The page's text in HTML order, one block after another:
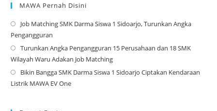
MAWA Pernah Disini
Job Matching SMK Darma Siswa 1 Sidoarjo, Turunkan Angka
Pengangguran
Turunkan Angka Pengangguran 15 Perusahaan dan 18 SMK
Wilayah Waru Adakan Job Matching
Bikin Bangga SMK Darma Siswa 1 Sidoarjo Ciptakan Kendaraan
Listrik MAWA EV One